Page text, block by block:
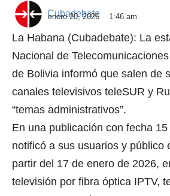
Cubadebate
enero 20, 2026 1:46 am
La Habana (Cubadebate): La
Nacional de
de Bolivia informó que salen de
canales televisivos teleSUR y
“temas administrativos”.
En una publicación con fecha 15
notificó a sus usuarios y público
partir del 17 de enero de 2026,
televisión por fibra óptica IPTV,